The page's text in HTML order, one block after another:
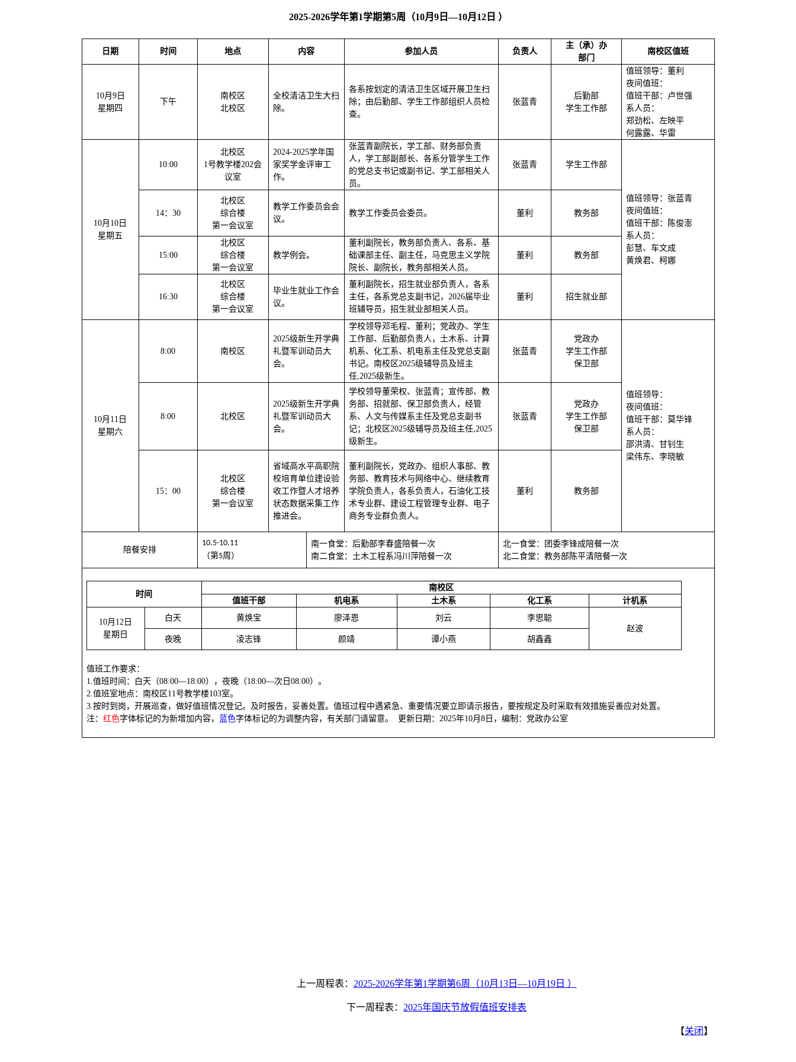
2025-2026学年第1学期第5周（10月9日—10月12日 ）
日期 时间 地点 内容 参加人员 负责人
主（承）办
部门
南校区值班
10月 9日
星期 四
下午
南校区
北校区
全校清洁卫生大扫
除。
各系按划定的清洁卫生区域开展卫生扫
除；由后勤部、学生工作部组织人员检
查。
张蓝青
后勤部
学生工作部
值班领导： 董利
夜间值班：
值班干部： 卢世强
系人员：
郑劲松、左映平
何露露、华雷
10月 10 日
星期 五
10:00
北校区
1号教学楼202会
议室
2024-2025学年国
家奖学金评审工
作。
张蓝青副院长，学工部、财务部负责
人，学工部副部长、各系分管学生工作
的党总支书记或副书记、学工部相关人
员。
张蓝青 学生工作部
值班领导： 张蓝青
夜间值班：
值班干部：
陈俊澎
系人员：
彭慧、车文成
黄焕君、柯娜
14：30
北校区
综合楼
第一会议室
教学工作委员会会
议。
教学工作委员会委员。 董利 教务部
15:00
北校区
综合楼
第一会议室
教学例会。
董利副院长，教务部负责人、各系、基
础课部主任、副主任，马克思主义学院
院长、副院长，教务部相关人员。
董利 教务部
16:30
北校区
综合楼
第一会议室
毕业生就业工作会
议。
董利副院长，招生就业部负责人，各系
主任，各系党总支副书记， 2026届毕业
班辅导员，招生就业部相关人员。
董利 招生就业部
10月 11 日
星期六
8:00 南校区
2025级新生开学典
礼暨军训动员大
会。
学校领导邓毛程、董利；党政办、学生
工作部、后勤部负责人，土木系、计算
机系、化工系、机电系主任及党总支副
书记。南校区2025级辅导员及班主
任,2025级新生。
张蓝青
党政办
学生工作部
保卫部
值班领导：
夜间值班：
值班干部： 莫华锋
系人员 ：
邵洪清、甘钊生
梁伟东、李晓敏
8:00 北校区
2025级新生开学典
礼暨军训动员大
会。
学校领导董荣权、张蓝青；宣传部、教
务部、招就部、保卫部负责人，经管
系、人文与传媒系主任及党总支副书
记；北校区2025级辅导员及班主任,2025
级新生。
张蓝青
党政办
学生工作部
保卫部
15：00
北校区
综合楼
第一会议室
省域高水平高职院
校培育单位建设验
收工作暨人才培养
状态数据采集工作
推进会。
董利副院长，党政办、组织人事部、教
务部、教育技术与网络中心、继续教育
学院负责人，各系负责人，石油化工技
术专业群、建设工程管理专业群、电子
商务专业群负责人。
董利 教务部
陪餐安排
10.5-10.11
（第5周）
南一食堂：后勤部李春盛陪餐一次
南二食堂：土木工程系冯川萍陪餐一次
北一食堂：团委李锋成陪餐一次
北二食堂：教务部陈平清陪餐一次
时间
南校区
值班干部
机电系 土木系 化工系 计机系
10月 12 日
星期 日
白天 黄焕宝 廖泽恩 刘云
李思聪
赵波
夜晚
凌志锋 颜靖 谭小燕 胡鑫鑫
值班工作要求：
1.值班时间：白天（08:00—18:00），夜晚（18:00—次日08:00）。
2.值班室地点：南校区11号教学楼103室。
3.按时到岗，开展巡查，做好值班情况登记。及时报告，妥善处置。值班过程中遇紧急、重要情况要立即请示报告，要按规定及时采取有效措施妥善应对处置。
注： 红色字体标记的为新增加内容， 蓝色字体标记的为调整内容，有关部门请留意。 更新日期： 2025年10月 8日，编制：党政办公室
上一周程表： 2025-2026学年第1学期第6周（10月13日—10月19日 ）
下一周程表： 2025年国庆节放假值班安排表
【关闭 】